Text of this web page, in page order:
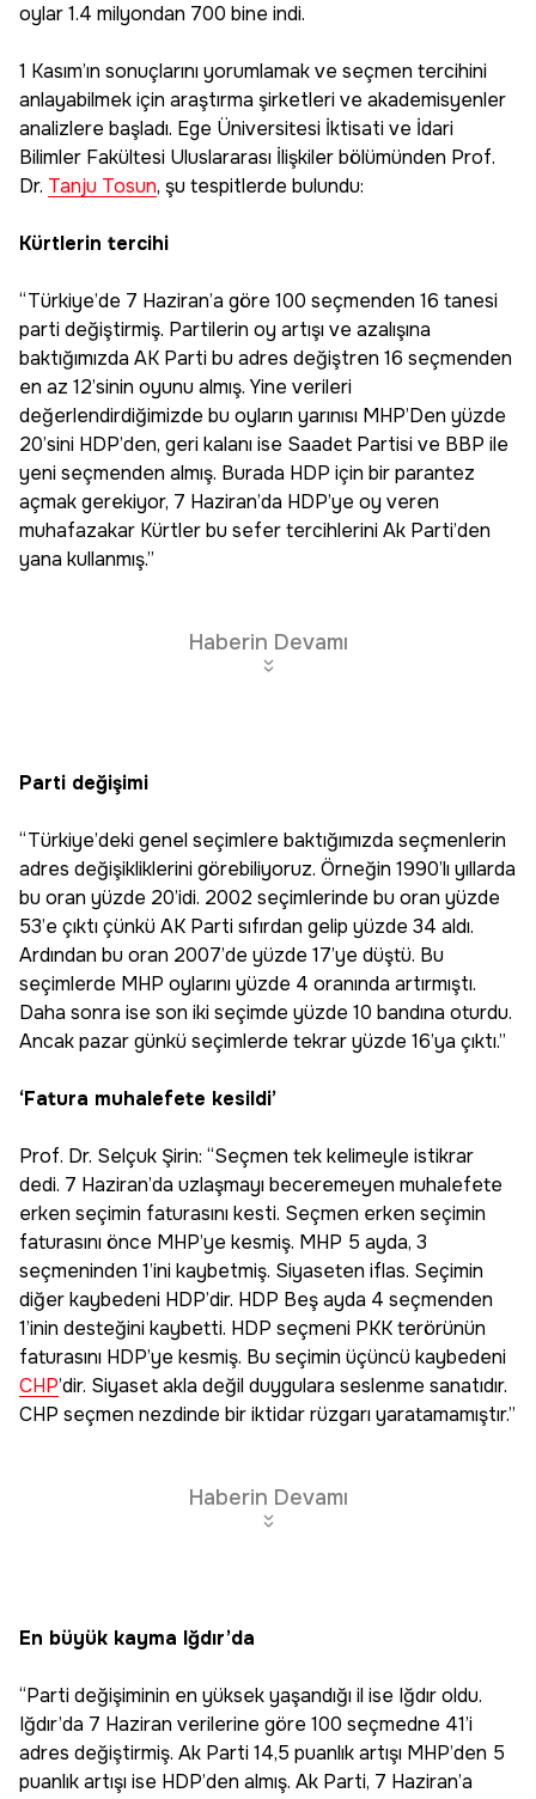
oylar 1.4 milyondan 700 bine indi.
1 Kasım’ın sonuçlarını yorumlamak ve seçmen tercihini
anlayabilmek için araştırma şirketleri ve akademisyenler
analizlere başladı. Ege Üniversitesi İktisati ve İdari
Bilimler Fakültesi Uluslararası İlişkiler bölümünden Prof.
Dr. Tanju Tosun, şu tespitlerde bulundu:
Kürtlerin tercihi
“Türkiye’de 7 Haziran’a göre 100 seçmenden 16 tanesi
parti değiştirmiş. Partilerin oy artışı ve azalışına
baktığımızda AK Parti bu adres değiştren 16 seçmenden
en az 12’sinin oyunu almış. Yine verileri
değerlendirdiğimizde bu oyların yarınısı MHP’Den yüzde
20’sini HDP’den, geri kalanı ise Saadet Partisi ve BBP ile
yeni seçmenden almış. Burada HDP için bir parantez
açmak gerekiyor, 7 Haziran’da HDP’ye oy veren
muhafazakar Kürtler bu sefer tercihlerini Ak Parti’den
yana kullanmış.”
Haberin Devamı
Parti değişimi
“Türkiye’deki genel seçimlere baktığımızda seçmenlerin
adres değişikliklerini görebiliyoruz. Örneğin 1990’lı yıllarda
bu oran yüzde 20’idi. 2002 seçimlerinde bu oran yüzde
53’e çıktı çünkü AK Parti sıfırdan gelip yüzde 34 aldı.
Ardından bu oran 2007’de yüzde 17’ye düştü. Bu
seçimlerde MHP oylarını yüzde 4 oranında artırmıştı.
Daha sonra ise son iki seçimde yüzde 10 bandına oturdu.
Ancak pazar günkü seçimlerde tekrar yüzde 16’ya çıktı.”
‘Fatura muhalefete kesildi’
Prof. Dr. Selçuk Şirin: “Seçmen tek kelimeyle istikrar
dedi. 7 Haziran’da uzlaşmayı beceremeyen muhalefete
erken seçimin faturasını kesti. Seçmen erken seçimin
faturasını önce MHP’ye kesmiş. MHP 5 ayda, 3
seçmeninden 1’ini kaybetmiş. Siyaseten iflas. Seçimin
diğer kaybedeni HDP’dir. HDP Beş ayda 4 seçmenden
1’inin desteğini kaybetti. HDP seçmeni PKK terörünün
faturasını HDP’ye kesmiş. Bu seçimin üçüncü kaybedeni
CHP’dir. Siyaset akla değil duygulara seslenme sanatıdır.
CHP seçmen nezdinde bir iktidar rüzgarı yaratamamıştır.”
Haberin Devamı
En büyük kayma Iğdır’da
“Parti değişiminin en yüksek yaşandığı il ise Iğdır oldu.
Iğdır’da 7 Haziran verilerine göre 100 seçmedne 41’i
adres değiştirmiş. Ak Parti 14,5 puanlık artışı MHP’den 5
puanlık artışı ise HDP’den almış. Ak Parti, 7 Haziran’a